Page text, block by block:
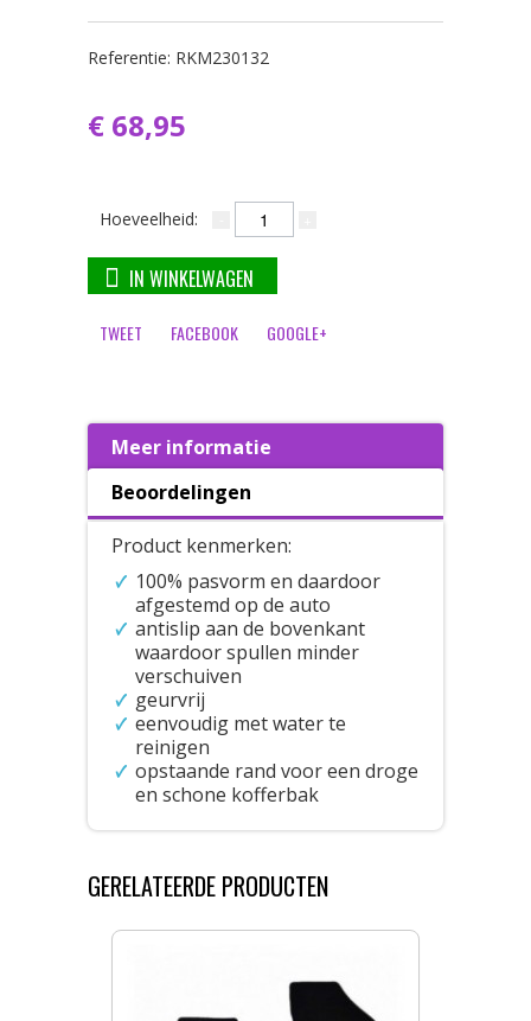
Referentie: RKM230132
€ 68,95
Hoeveelheid:
IN WINKELWAGEN
TWEET FACEBOOK GOOGLE+
Meer informatie
Beoordelingen
Product kenmerken:
100% pasvorm en daardoor
afgestemd op de auto
antislip aan de bovenkant
waardoor spullen minder
verschuiven
geurvrij
eenvoudig met water te
reinigen
opstaande rand voor een droge
en schone kofferbak
GERELATEERDE PRODUCTEN